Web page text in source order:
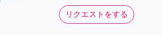
リクエストをする